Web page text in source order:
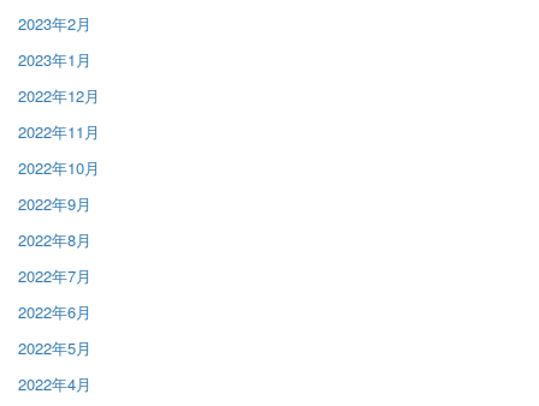
2023年2月
2023年1月
2022年12月
2022年11月
2022年10月
2022年9月
2022年8月
2022年7月
2022年6月
2022年5月
2022年4月